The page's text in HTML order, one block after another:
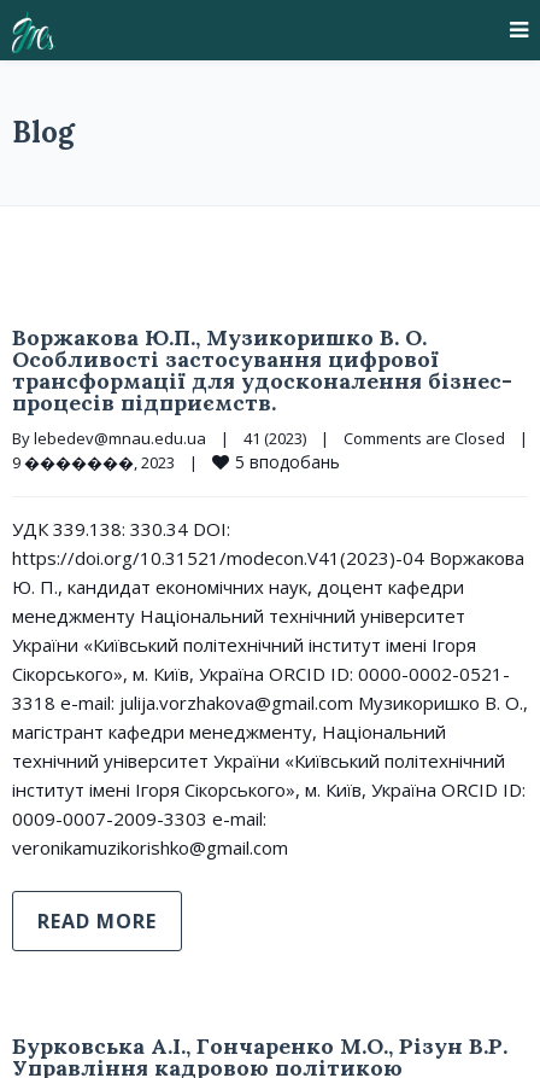
Blog
Воржакова Ю.П., Музикоришко В. О.
Особливості застосування цифрової
трансформації для удосконалення бізнес-
процесів підприємств.
By lebedev@mnau.edu.ua | 41 (2023) | Comments are Closed
|
9 �������, 2023
| 5 вподобань
УДК 339.138: 330.34 DOI:
https://doi.org/10.31521/modecon.V41(2023)-04 Воржакова
Ю. П., кандидат економічних наук, доцент кафедри
менеджменту Національний технічний університет
України «Київський політехнічний інститут імені Ігоря
Сікорського», м. Київ, Україна ORCID ID: 0000-0002-0521-
3318 e-mail: julija.vorzhakova@gmail.com Музикоришко В. О.,
магістрант кафедри менеджменту, Національний
технічний університет України «Київський політехнічний
інститут імені Ігоря Сікорського», м. Київ, Україна ORCID ID:
0009-0007-2009-3303 e-mail:
veronikamuzikorishko@gmail.com
READ MORE
Бурковська А.І., Гончаренко М.О., Різун В.Р.
Управлiння кадровою полiтикою